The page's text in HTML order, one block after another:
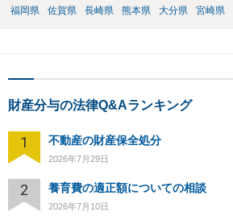
福岡県
佐賀県 長崎県 熊本県 大分県 宮崎県
財産分与の法律Q&Aランキング
1 不動産の財産保全処分
2026年7月29日
2 養育費の適正額についての相談
2026年7月10日